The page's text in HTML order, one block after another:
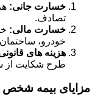
خسارت جانی:
تصادف.
خسارت مالی:
خودرو، ساختمان
هزینه های
طرح شکایت
مزایای بیمه شخص